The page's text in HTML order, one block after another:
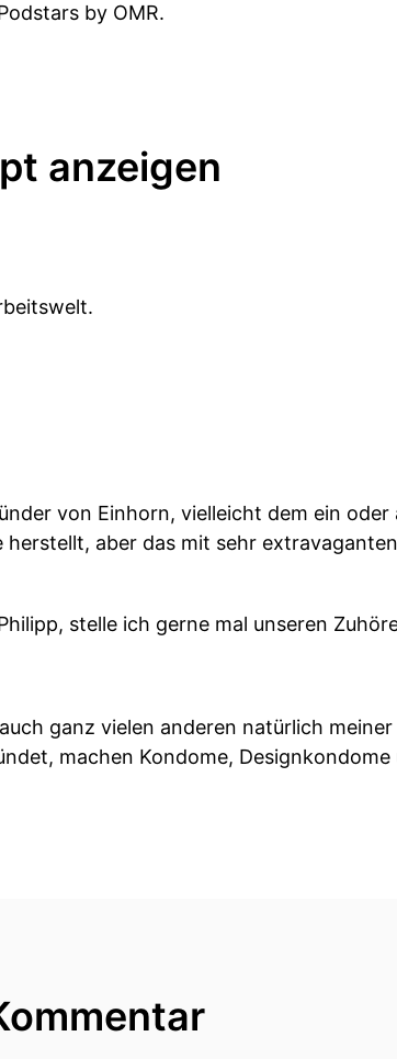
by OMR.
anzeigen
von Einhorn, vielleicht dem ein oder
aber das mit sehr
stelle ich gerne mal unseren
ganz vielen anderen natürlich
machen Kondome, Designkondome
ich.